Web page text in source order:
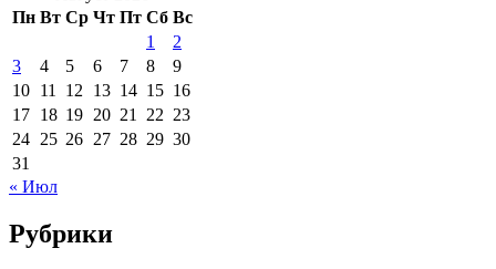
Пн Вт Ср Чт Пт Сб Вс
1
2
3
4 5 6 7 8
9
10 11 12 13 14 15 16
17 18 19 20 21 22 23
24 25 26 27 28 29 30
31
« Июл
Рубрики